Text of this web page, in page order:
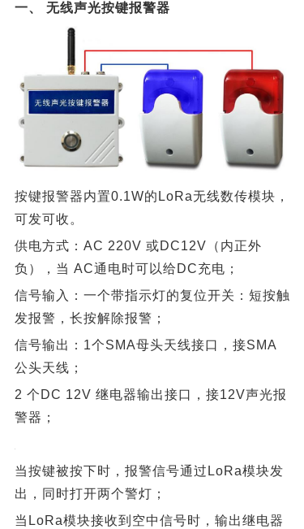
一、 无线声光按键报警器
按键报警器内置0.1W的LoRa无线数传模块，
可发可收。
供电方式：AC 220V 或DC12V（内正外
负），当 AC通电时可以给DC充电；
信号输入：一个带指示灯的复位开关：短按触
发报警，长按解除报警；
信号输出：1个SMA母头天线接口，接SMA
公头天线；
2 个DC 12V 继电器输出接口，接12V声光报
警器；
当按键被按下时，报警信号通过LoRa模块发
出，同时打开两个警灯；
当LoRa模块接收到空中信号时，输出继电器